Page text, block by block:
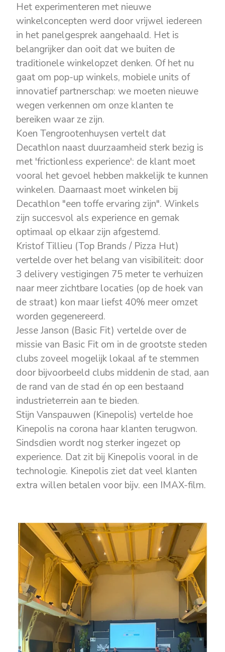
Het experimenteren met nieuwe
winkelconcepten werd door vrijwel iedereen
in het panelgesprek aangehaald. Het is
belangrijker dan ooit dat we buiten de
traditionele winkelopzet denken. Of het nu
gaat om pop-up winkels, mobiele units of
innovatief partnerschap: we moeten nieuwe
wegen verkennen om onze klanten te
bereiken waar ze zijn.
Koen Tengrootenhuysen vertelt dat
Decathlon naast duurzaamheid sterk bezig is
met 'frictionless experience': de klant moet
vooral het gevoel hebben makkelijk te kunnen
winkelen. Daarnaast moet winkelen bij
Decathlon "een toffe ervaring zijn". Winkels
zijn succesvol als experience en gemak
optimaal op elkaar zijn afgestemd.
Kristof Tillieu (Top Brands / Pizza Hut)
vertelde over het belang van visibiliteit: door
3 delivery vestigingen 75 meter te verhuizen
naar meer zichtbare locaties (op de hoek van
de straat) kon maar liefst 40% meer omzet
worden gegenereerd.
Jesse Janson (Basic Fit) vertelde over de
missie van Basic Fit om in de grootste steden
clubs zoveel mogelijk lokaal af te stemmen
door bijvoorbeeld clubs middenin de stad, aan
de rand van de stad én op een bestaand
industrieterrein aan te bieden.
Stijn Vanspauwen (Kinepolis) vertelde hoe
Kinepolis na corona haar klanten terugwon.
Sindsdien wordt nog sterker ingezet op
experience. Dat zit bij Kinepolis vooral in de
technologie. Kinepolis ziet dat veel klanten
extra willen betalen voor bijv. een IMAX-film.